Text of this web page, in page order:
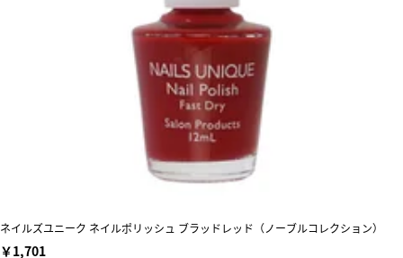
ネイルズユニーク ネイルポリッシュ ブラッドレッド（ノーブルコレクション）
￥1,701